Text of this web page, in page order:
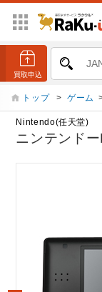
トップ > ゲーム
Nintendo(任天堂)
ニンテンド